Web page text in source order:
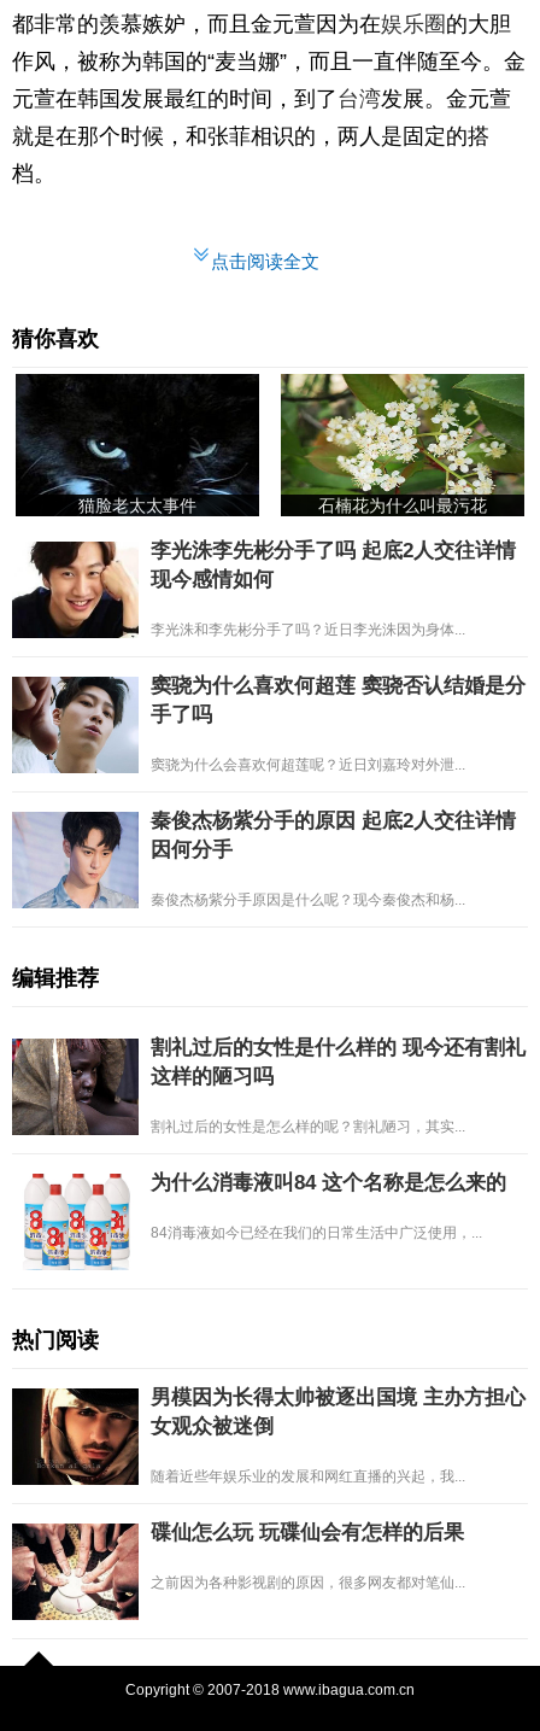
都非常的羡慕嫉妒，而且金元萱因为在娱乐圈的大胆
作风，被称为韩国的“麦当娜”，而且一直伴随至今。金
元萱在韩国发展最红的时间，到了台湾发展。金元萱
就是在那个时候，和张菲相识的，两人是固定的搭
档。
点击阅读全文
猜你喜欢
猫脸老太太事件 石楠花为什么叫最污花
李光洙李先彬分手了吗 起底2人交往详情
现今感情如何
李光洙和李先彬分手了吗？近日李光洙因为身体...
窦骁为什么喜欢何超莲 窦骁否认结婚是分
手了吗
窦骁为什么会喜欢何超莲呢？近日刘嘉玲对外泄...
秦俊杰杨紫分手的原因 起底2人交往详情
因何分手
秦俊杰杨紫分手原因是什么呢？现今秦俊杰和杨...
编辑推荐
割礼过后的女性是什么样的 现今还有割礼
这样的陋习吗
割礼过后的女性是怎么样的呢？割礼陋习，其实...
为什么消毒液叫84 这个名称是怎么来的
84消毒液如今已经在我们的日常生活中广泛使用，...
热门阅读
男模因为长得太帅被逐出国境 主办方担心
女观众被迷倒
随着近些年娱乐业的发展和网红直播的兴起，我...
碟仙怎么玩 玩碟仙会有怎样的后果
之前因为各种影视剧的原因，很多网友都对笔仙...
Copyright © 2007-2018 www.ibagua.com.cn